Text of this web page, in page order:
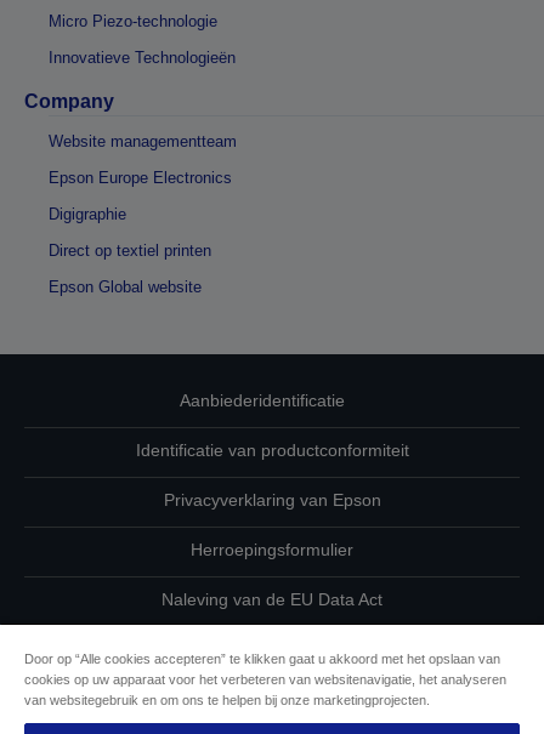
Micro Piezo-technologie
Innovatieve Technologieën
Company
Website managementteam
Epson Europe Electronics
Digigraphie
Direct op textiel printen
Epson Global website
Aanbiederidentificatie
Identificatie van productconformiteit
Privacyverklaring van Epson
Herroepingsformulier
Naleving van de EU Data Act
Cookie-informatie
Door op “Alle cookies accepteren” te klikken gaat u akkoord met het opslaan van
cookies op uw apparaat voor het verbeteren van websitenavigatie, het analyseren
van websitegebruik en om ons te helpen bij onze marketingprojecten.